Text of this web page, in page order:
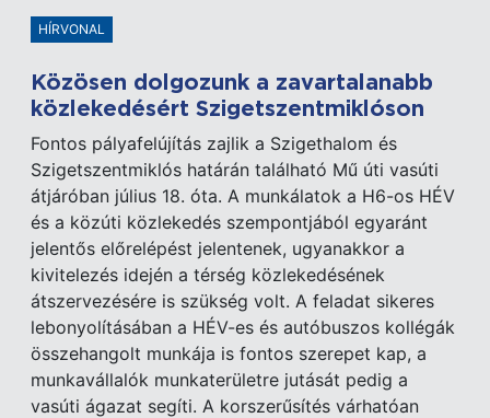
HÍRVONAL
Közösen dolgozunk a zavartalanabb
közlekedésért Szigetszentmiklóson
Fontos pályafelújítás zajlik a Szigethalom és
Szigetszentmiklós határán található Mű úti vasúti
átjáróban július 18. óta. A munkálatok a H6-os HÉV
és a közúti közlekedés szempontjából egyaránt
jelentős előrelépést jelentenek, ugyanakkor a
kivitelezés idején a térség közlekedésének
átszervezésére is szükség volt. A feladat sikeres
lebonyolításában a HÉV-es és autóbuszos kollégák
összehangolt munkája is fontos szerepet kap, a
munkavállalók munkaterületre jutását pedig a
vasúti ágazat segíti. A korszerűsítés várhatóan